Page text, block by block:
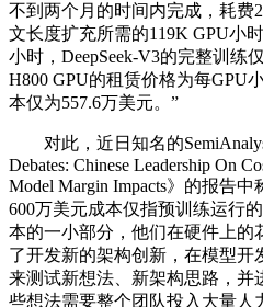
不到两个月的时间内完成，耗费
文长度扩充所需的119K GPU小
小时，DeepSeek-V3的完整训练
H800 GPU的租赁价格为每GPU
本仅为557.6万美元。”
对此，近日知名的
Debates: Chinese Leadership On
Model Margin Impacts》的报告中
600万美元成本仅指预训练运行
本的一小部分，他们在硬件上的
了开发新的架构创新，在模型开
来测试新想法、新架构思路，并
些想法需要整个团队投入大量人